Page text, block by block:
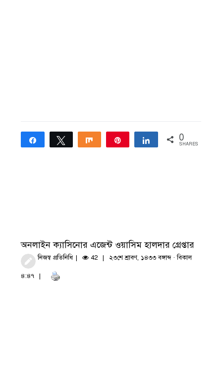
Share Tweet Share Share 0
SHARES
অনলাইন ক্যাসিনোর এজেন্ট ওয়াসিম হালদার গ্রেপ্তার
নিজস্ব প্রতিনিধি 42 ২৩শে শ্রাবণ, ১৪৩৩ বঙ্গাব্দ · বিকাল
৪:৪৭